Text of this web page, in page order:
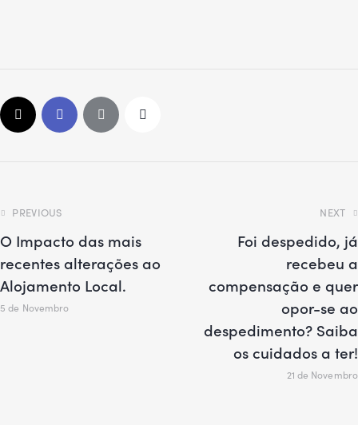
PREVIOUS
O Impacto das mais
recentes alterações ao
Alojamento Local.
5 de Novembro
NEXT
Foi despedido, já
recebeu a
compensação e quer
opor-se ao
despedimento? Saiba
os cuidados a ter!
21 de Novembro